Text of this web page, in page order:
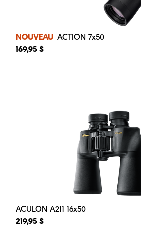
NOUVEAU ACTION 7x50
169,95 $
ACULON A211 16x50
219,95 $